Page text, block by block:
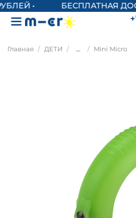
БЕСПЛАТНАЯ
Главная ДЕТИ ... Mini Micro